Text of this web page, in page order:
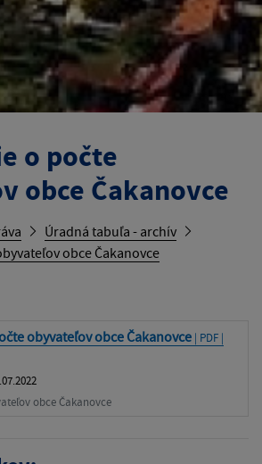
o počte
obce Čakanovce
Úradná tabuľa - archív
obce Čakanovce
obyvateľov obce Čakanovce | PDF |
obce Čakanovce